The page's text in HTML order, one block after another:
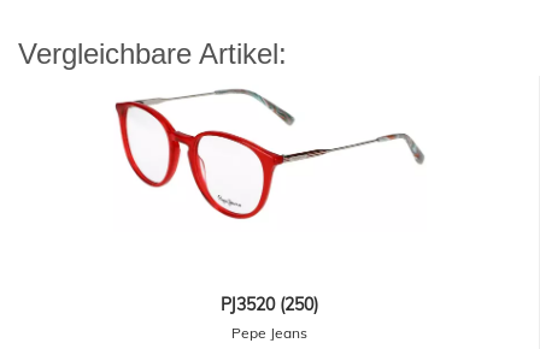
Vergleichbare Artikel:
PJ3520 (250)
Pepe Jeans